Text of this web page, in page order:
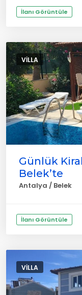
İlanı Görüntüle
VILLA
Günlük
Belek’te
Antalya / Belek
İlanı Görüntüle
VILLA